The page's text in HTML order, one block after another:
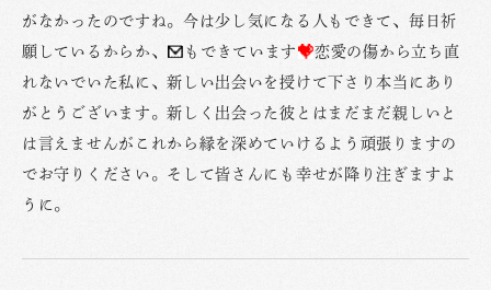
がなかったのですね。今は少し気になる人もできて、毎日祈
願しているからか、
もできています
恋愛の傷から立ち直
れないでいた私に、新しい出会いを授けて下さり本当にあり
がとうございます。新しく出会った彼とはまだまだ親しいと
は言えませんがこれから縁を深めていけるよう頑張りますの
でお守りください。そして皆さんにも幸せが降り注ぎますよ
うに。